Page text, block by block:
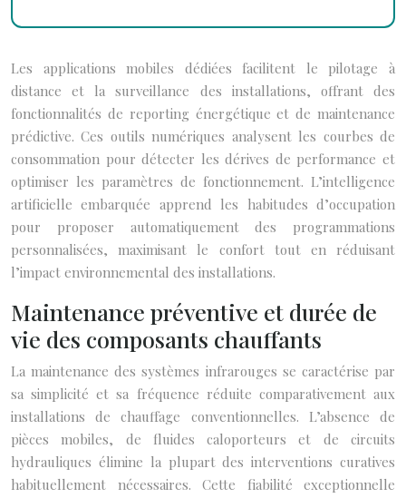
Les applications mobiles dédiées facilitent le pilotage à
distance et la surveillance des installations, offrant des
fonctionnalités de reporting énergétique et de maintenance
prédictive. Ces outils numériques analysent les courbes de
consommation pour détecter les dérives de performance et
optimiser les paramètres de fonctionnement. L’intelligence
artificielle embarquée apprend les habitudes d’occupation
pour proposer automatiquement des programmations
personnalisées, maximisant le confort tout en réduisant
l’impact environnemental des installations.
Maintenance préventive et durée de
vie des composants chauffants
La maintenance des systèmes infrarouges se caractérise par
sa simplicité et sa fréquence réduite comparativement aux
installations de chauffage conventionnelles. L’absence de
pièces mobiles, de fluides caloporteurs et de circuits
hydrauliques élimine la plupart des interventions curatives
habituellement nécessaires. Cette fiabilité exceptionnelle